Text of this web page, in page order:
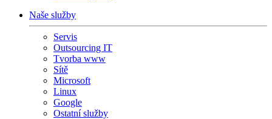
Naše služby
Servis
Outsourcing IT
Tvorba www
Sítě
Microsoft
Linux
Google
Ostatní služby